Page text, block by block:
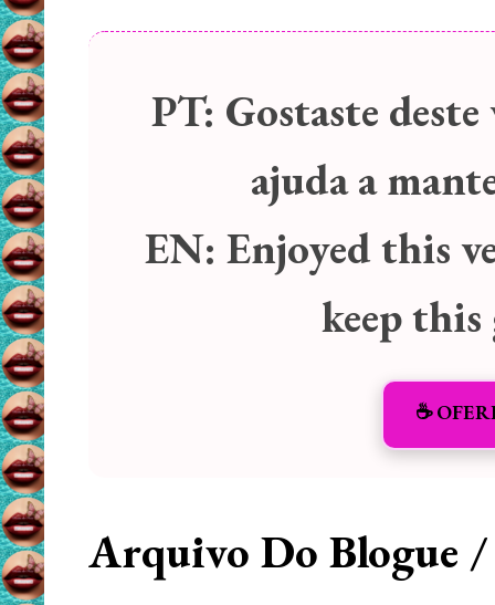
PT: Gostaste
ajuda a
EN: Enjoyed this
keep
☕️
Arquivo Do Blogue